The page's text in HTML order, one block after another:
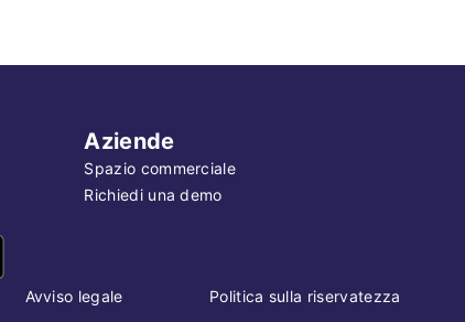
Aziende
Spazio commerciale
Richiedi una demo
Avviso legale Politica sulla riservatezza